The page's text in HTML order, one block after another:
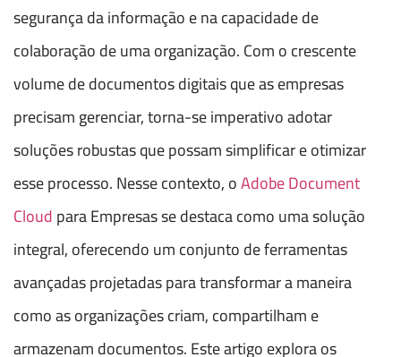
segurança da informação e na capacidade de
colaboração de uma organização. Com o crescente
volume de documentos digitais que as empresas
precisam gerenciar, torna-se imperativo adotar
soluções robustas que possam simplificar e otimizar
esse processo. Nesse contexto, oAdobe Document
Cloudpara Empresas se destaca como uma solução
integral, oferecendo um conjunto de ferramentas
avançadas projetadas para transformar a maneira
como as organizações criam, compartilham e
armazenam documentos. Este artigo explora os